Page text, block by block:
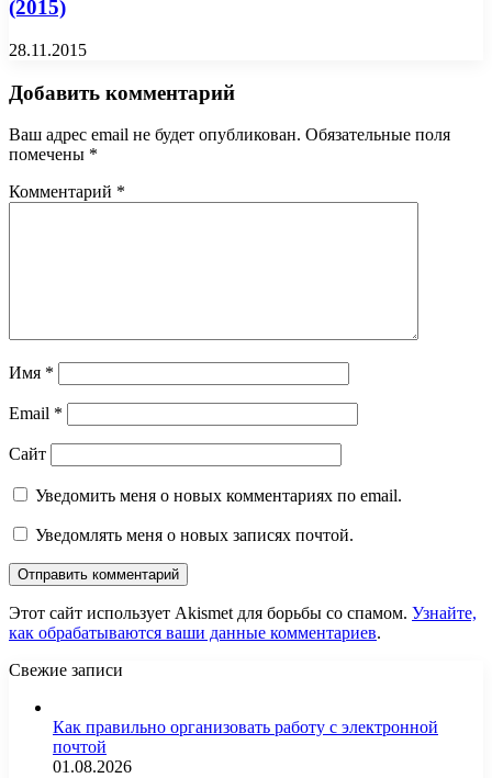
(2015)
28.11.2015
Добавить комментарий
Ваш адрес email не будет опубликован. Обязательные поля
помечены *
Комментарий *
Имя *
Email *
Сайт
Уведомить меня о новых комментариях по email.
Уведомлять меня о новых записях почтой.
Этот сайт использует Akismet для борьбы со спамом. Узнайте,
как обрабатываются ваши данные комментариев.
Свежие записи
Как правильно организовать работу с электронной
почтой
01.08.2026